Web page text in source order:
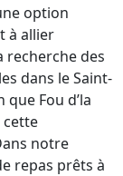
option
à allier
recherche des
dans le Saint-
Fou d’la
cette
notre
repas prêts à